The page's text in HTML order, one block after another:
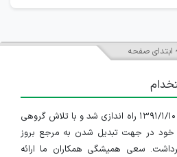
ابتدای صفحه
سایت ایران استخدام در تاریخ ۱۳۹۱/۱/۱۰ راه اندازی شد و با تلاش گروهی
خود در جهت تبدیل شدن به مرجع بروز
سعی همیشگی همکاران ما ارائه